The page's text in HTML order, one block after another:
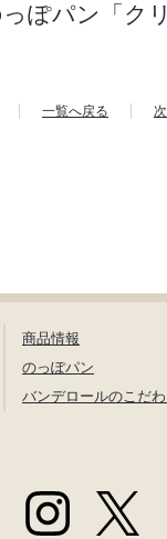
っぽパン「ク
一覧へ戻る
商品情報
のっぽパン
バンデロールのこだ